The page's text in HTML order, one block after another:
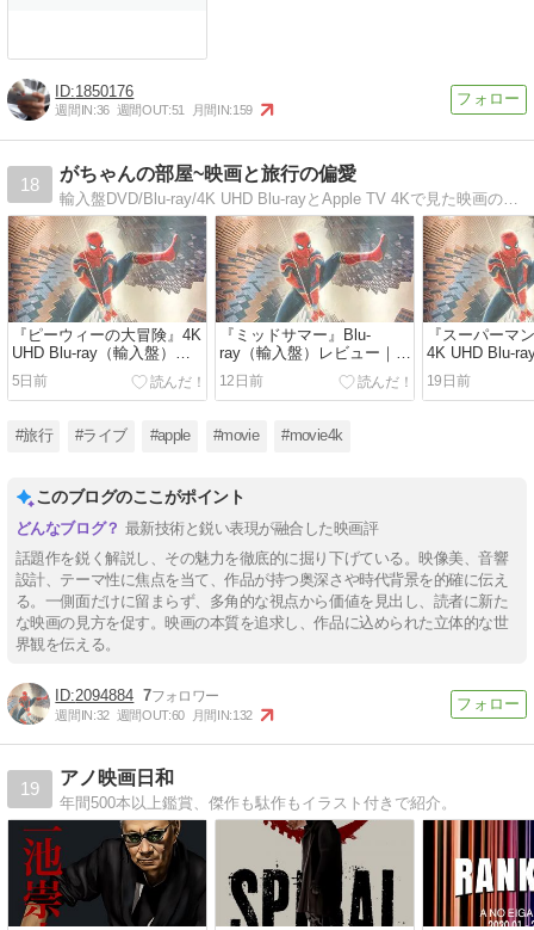
1850176
週間IN:36 週間OUT:51 月間IN:159
18
がちゃんの部屋~映画と旅行の偏愛
輸入盤DVD/Blu-ray/4K UHD Blu-rayとApple TV 4Kで見た映画のレビューと、国内、海外で体験した旅行記、佐野元春をはじめとするライブレポート
『ピーウィーの大冒険』4K
UHD Blu-ray（輸入盤）レ
ビュー｜盗まれた自転車を
追って全米横断。ティム・
バートンの原点が詰まった
奇想天外なロードムービー
【Dolby Vision / dts-HD
5日前
『ミッドサマー』Blu-
ray（輸入盤）レビュー｜太
陽が沈まない村で、喪失し
た女性が新たな“家族”を得
る。明るさが恐怖を増幅す
HD MA】
12日前
『スーパーマ
4K UHD Blu-
レビュー｜傷
がらも人間を
DCユニバース
19日前
#旅行 #ライブ #apple #movie #movie4k
このブログのここがポイント
最新技術と鋭い表現が融合した映画評
話題作を鋭く解説し、その魅力を徹底的に掘り下げている。映像美、音響
設計、テーマ性に焦点を当て、作品が持つ奥深さや時代背景を的確に伝え
る。一側面だけに留まらず、多角的な視点から価値を見出し、読者に新た
な映画の見方を促す。映画の本質を追求し、作品に込められた立体的な世
界観を伝える。
2094884 7
週間IN:32 週間OUT:60 月間IN:132
19
アノ映画日和
年間500本以上鑑賞、傑作も駄作もイラスト付きで紹介。